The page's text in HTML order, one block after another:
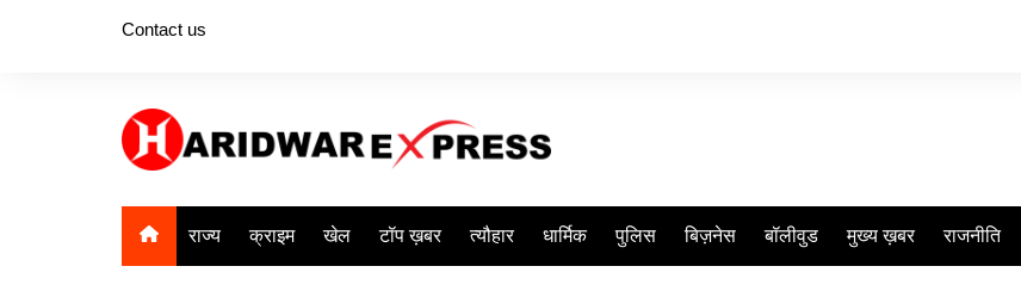
Contact us
राज्य क्राइम खेल टॉप ख़बर त्यौहार धार्मिक पुलिस बिज़नेस बॉलीवुड मुख्य ख़बर राजनीति